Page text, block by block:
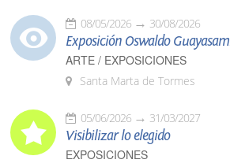
08/05/2026 30/08/2026
Exposición Oswaldo
ARTE / EXPOSICIONES
Santa Marta de Tormes
05/06/2026 31/03/2027
Visibilizar lo elegido
EXPOSICIONES